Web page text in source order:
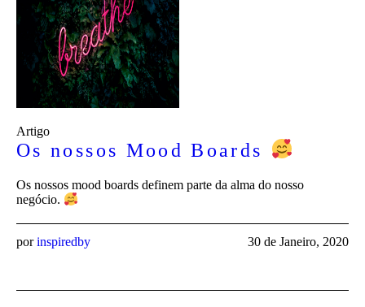
Artigo
Os nossos Mood Boards
Os nossos mood boards definem parte da alma do nosso
negócio.
30 de Janeiro, 2020
porinspiredby